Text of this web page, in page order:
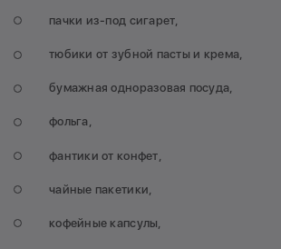
пачки из-под сигарет,
тюбики от зубной пасты и крема,
бумажная одноразовая посуда,
фольга,
фантики от конфет,
чайные пакетики,
кофейные капсулы,